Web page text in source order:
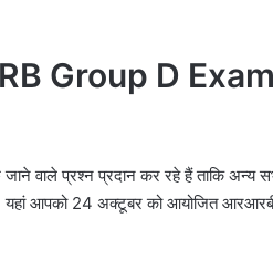
Group D
वाले प्रश्न प्रदान कर रहे हैं ताकि अन्य
आपको 24 अक्टूबर को आयोजित आरआरबी